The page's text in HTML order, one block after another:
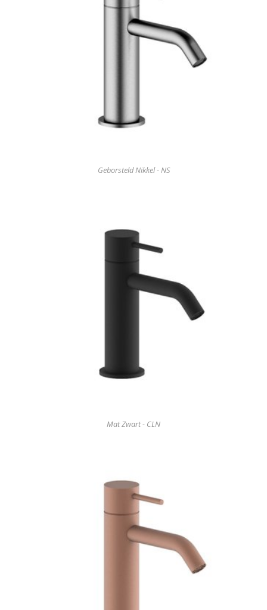
Geborsteld Nikkel - NS
Mat Zwart - CLN